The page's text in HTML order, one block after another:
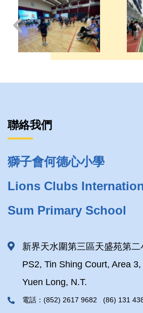
聯絡我們
獅子會何德心小學
Lions Clubs
Sum Primary School
新界天水圍第三區天盛苑第二
PS2, Tin Shing Court, Area
Yuen Long, N.T.
電話：(852) 2617 9682 (86) 131